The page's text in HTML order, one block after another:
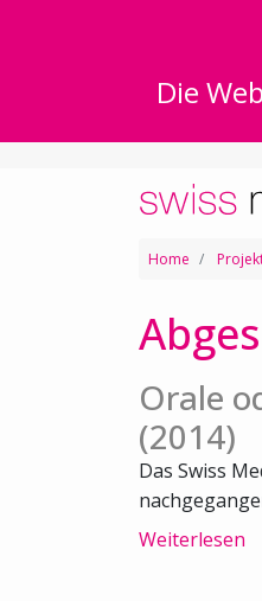
Die
Home
Orale
(2014)
Das Swiss
Weiterlesen